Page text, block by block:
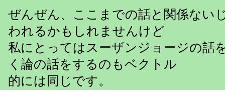
ぜんぜん、ここまでの話と関係ない
われるかもしれませんけど
私にとってはスーザンジョージの話
く論の話をするのもベクトル
的には同じです。